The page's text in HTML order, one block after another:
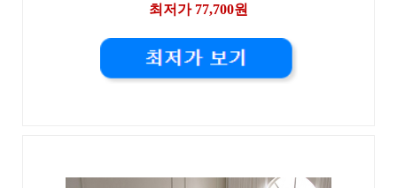
최저가 77,700원